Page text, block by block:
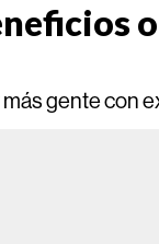
gente con